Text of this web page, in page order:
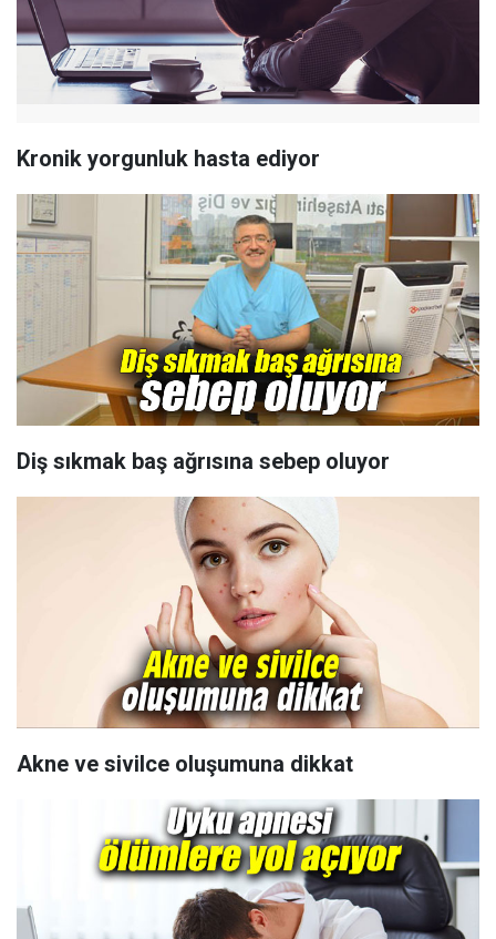
Kronik yorgunluk hasta ediyor
Diş sıkmak baş ağrısına sebep oluyor
Akne ve sivilce oluşumuna dikkat